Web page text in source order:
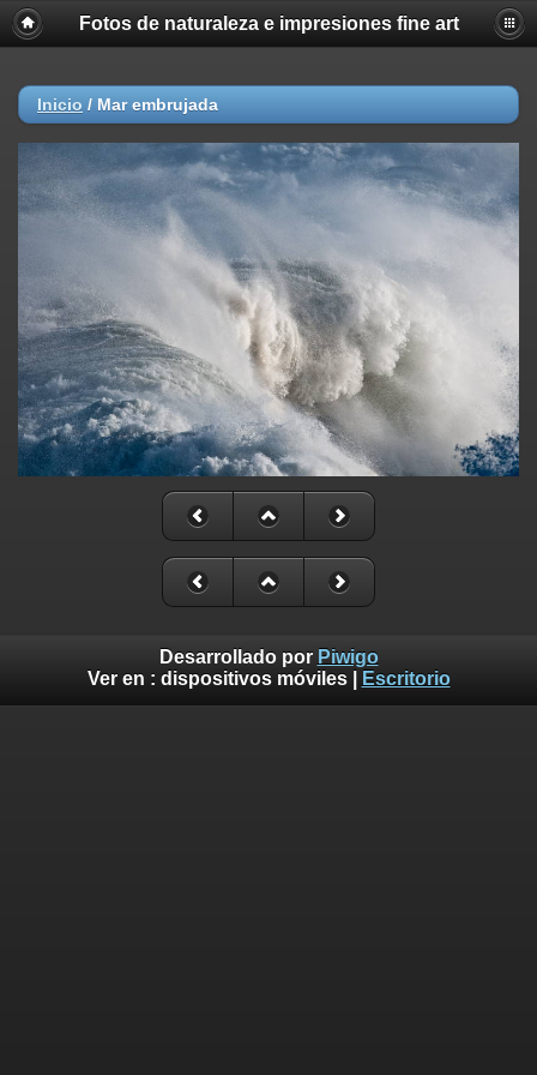
Fotos de naturaleza e impresiones fine art
Inicio / Mar embrujada
Desarrollado por Piwigo
Ver en : dispositivos móviles| Escritorio